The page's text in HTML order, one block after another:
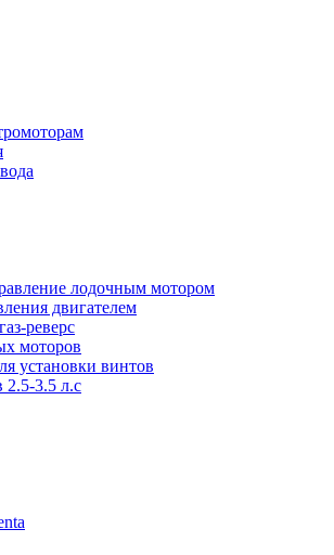
лодочным мотором
двигателем
реверс
моторов
установки винтов
3.5 л.с